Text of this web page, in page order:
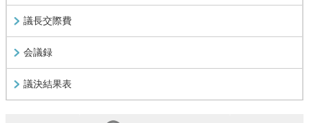
議長交際費
会議録
議決結果表